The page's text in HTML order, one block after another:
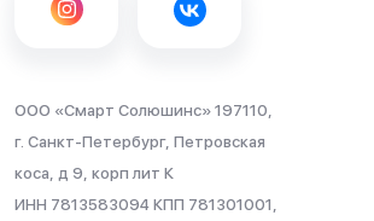
ООО «Смарт Солюшинс» 197110,
г. Санкт-Петербург, Петровская
коса, д 9, корп лит К
ИНН 7813583094 КПП 781301001,